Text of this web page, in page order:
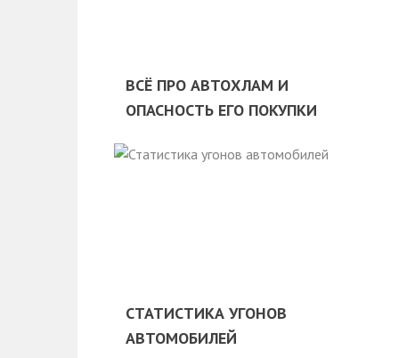
ВСЁ ПРО АВТОХЛАМ И
ОПАСНОСТЬ ЕГО ПОКУПКИ
СТАТИСТИКА УГОНОВ
АВТОМОБИЛЕЙ